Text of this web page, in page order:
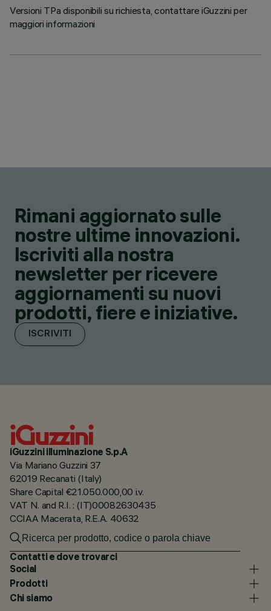
Versioni TPa disponibili su richiesta, contattare iGuzzini per
maggiori informazioni
Rimani aggiornato sulle
nostre ultime innovazioni.
Iscriviti alla nostra
newsletter per ricevere
aggiornamenti su nuovi
prodotti, fiere e iniziative.
ISCRIVITI
iGuzzini illuminazione S.p.A
Via Mariano Guzzini 37
62019 Recanati (Italy)
Share Capital €21.050.000,00 i.v.
VAT N. and R.I. : (IT)00082630435
CCIAA Macerata, R.E.A. 40632
Contatti e dove trovarci
Social
Prodotti
Chi siamo